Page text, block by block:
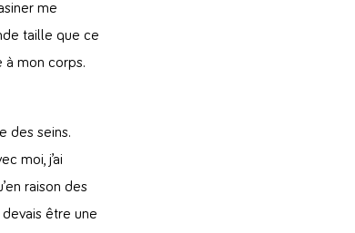
me
taille que ce
à mon corps.
des seins.
moi, j’ai
raison des
être une